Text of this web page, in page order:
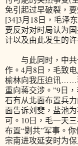
免引起过早破裂，
[34]3月18日，毛泽
要反对对时局认为
计以及由此发生的
与此同时，中共
作。4月8日，毛致
榆林向我压迫讯……
重向蒋交涉。”9日
石有从北面布置兵
面告诉刘斐，盐池
可。10日，毛一天
布置“剿共”军事。
宗南进攻延安时为